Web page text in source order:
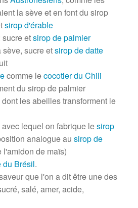
la sève et en font du sirop
sirop d'érable
sucre etsirop de palmier
sucre etsirop de datte
comme lecocotier du Chili
du sirop de palmier
dont les abeilles transforment le
avec lequel on fabrique lesirop
analogue au sirop de
l'amidon de maïs)
du Brésil.
que l'on a dit être une des
salé, amer, acide,